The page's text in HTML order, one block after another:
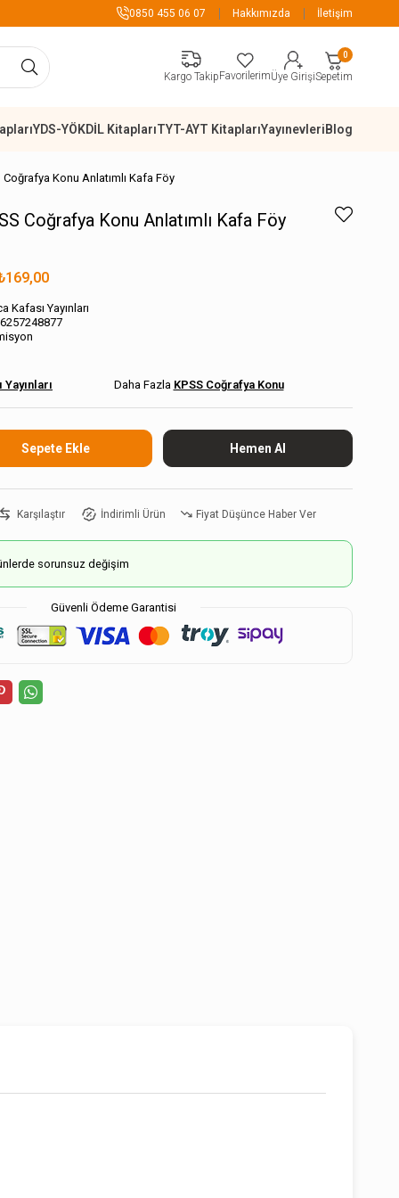
899 TL Üzeri
0850 455 06 07 Hakkımızda İletişim
Kargo TakipFavorilerimÜye GirişiSepetim
0
YDS-YÖKDİL KitaplarıTYT-AYT KitaplarıYayınevleriBlog
Coğrafya Konu Anlatımlı Kafa Föy
Coğrafya Konu Anlatımlı Kafa Föy
Kafası Yayınları
KPSS Coğrafya Konu
Karşılaştır İndirimli Ürün Fiyat Düşünce Haber Ver
sorunsuz değişim
Güvenli Ödeme Garantisi